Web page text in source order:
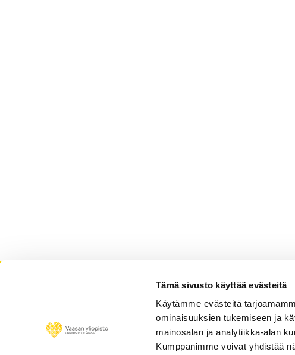
Tämä sivusto käyttää evästeitä
Käytämme evästeitä
ominaisuuksien tukemiseen ja
mainosalan ja analytiikka-alan
Kumppanimme voivat yhdistää
Esa Hyyryläinen - Hallinnon
Hallintotieteen professori julkisjohtamisen
kutakuinkin kaikesta hallintoon ja johtamiseen